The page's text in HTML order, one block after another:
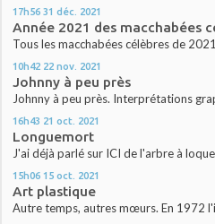
17h56 31 déc. 2021
Année 2021 des macchabées
Tous les macchabées célèbres de
10h42 22 nov. 2021
Johnny à peu près
Johnny à peu près. Interprétations
16h43 21 oct. 2021
Longuemort
J'ai déjà parlé sur ICI de l'arbre à
15h06 15 oct. 2021
Art plastique
Autre temps, autres mœurs. En 1972